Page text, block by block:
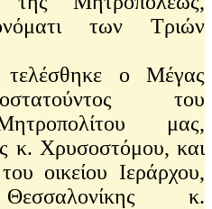
των Τριών
ο Μέγας
του
μας,
κ. Χρυσοστόμου, και
οικείου Ιεράρχου,
κ.